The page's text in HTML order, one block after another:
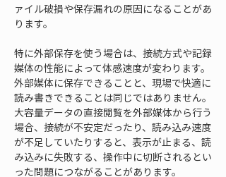
ァイル破損や保存漏れの原因になることがあ
ります。
特に外部保存を使う場合は、接続方式や記録
媒体の性能によって体感速度が変わります。
外部媒体に保存できることと、現場で快適に
読み書きできることは同じではありません。
大容量データの直接閲覧を外部媒体から行う
場合、接続が不安定だったり、読み込み速度
が不足していたりすると、表示が止まる、読
み込みに失敗する、操作中に切断されるとい
った問題につながることがあります。